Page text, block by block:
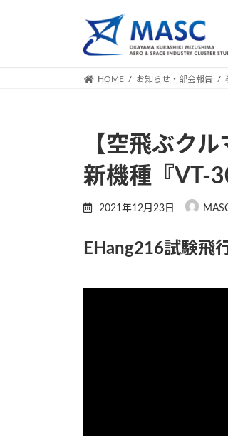
HOME お知らせ・部会報告
【空飛ぶク
新機種『VT-
2021年12月23日
EHang216試験飛